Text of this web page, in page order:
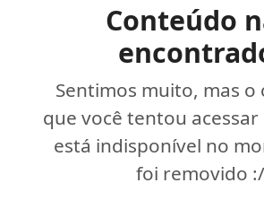
Conteúdo
Sentimos muito, mas o
que você tentou acessar
está indisponível no
foi removido :/